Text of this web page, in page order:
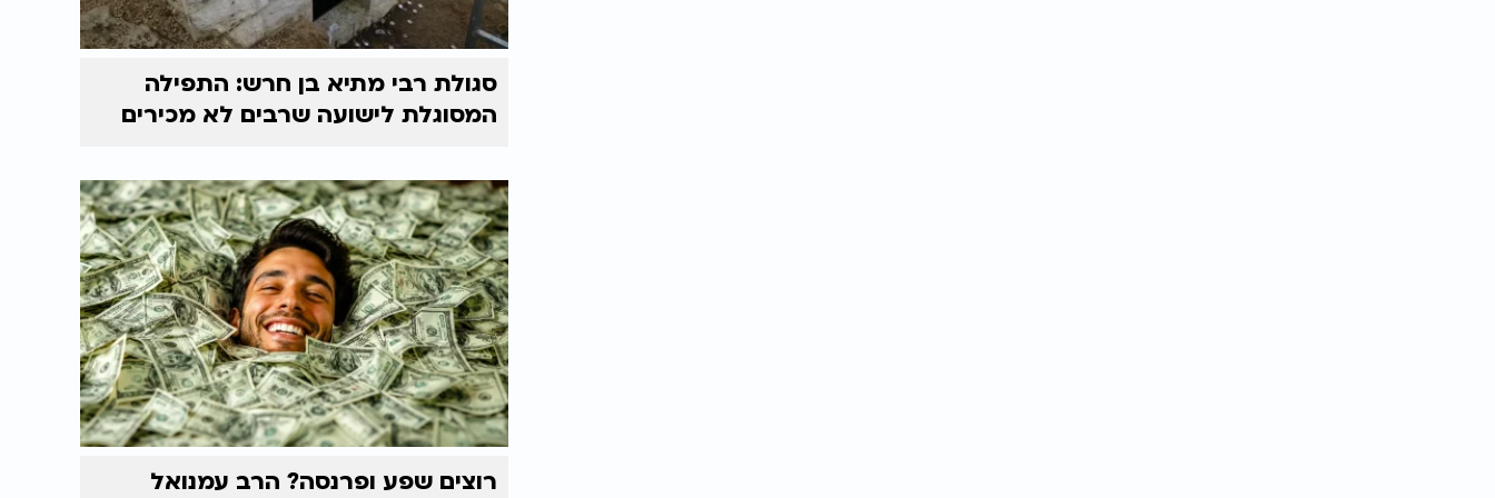
סגולת רבי מתיא בן חרש: התפילה
המסוגלת לישועה שרבים לא מכירים
רוצים שפע ופרנסה? הרב עמנואל